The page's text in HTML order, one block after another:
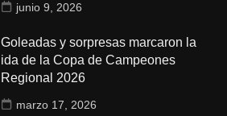
junio 9, 2026
Goleadas y sorpresas marcaron la
ida de la Copa de Campeones
Regional 2026
marzo 17, 2026